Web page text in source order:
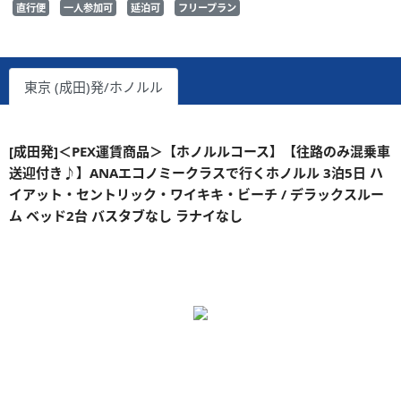
直行便 一人参加可 延泊可 フリープラン
東京 (成田)発/ホノルル
[成田発]＜PEX運賃商品＞【ホノルルコース】【往路のみ混乗車
送迎付き♪】ANAエコノミークラスで行くホノルル 3泊5日 ハ
イアット・セントリック・ワイキキ・ビーチ / デラックスルー
ム ベッド2台 バスタブなし ラナイなし